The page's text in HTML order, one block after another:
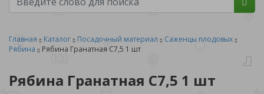
Главная Каталог Посадочный материал
Саженцы плодовых
Рябина
Рябина Гранатная С7,5 1 шт
Рябина Гранатная С7,5 1 шт